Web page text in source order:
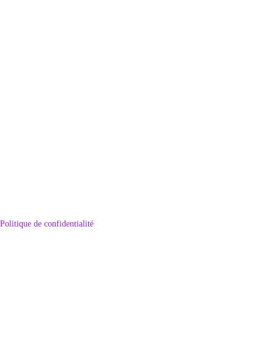
Politique de confidentialité